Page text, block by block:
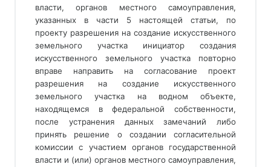
власти, органов местного самоуправления,
указанных в части 5 настоящей статьи, по
проекту разрешения на создание искусственного
земельного участка инициатор создания
искусственного земельного участка повторно
вправе направить на согласование проект
разрешения на создание искусственного
земельного участка на водном объекте,
находящемся в федеральной собственности,
после устранения данных замечаний либо
принять решение о создании согласительной
комиссии с участием органов государственной
власти и (или) органов местного самоуправления,